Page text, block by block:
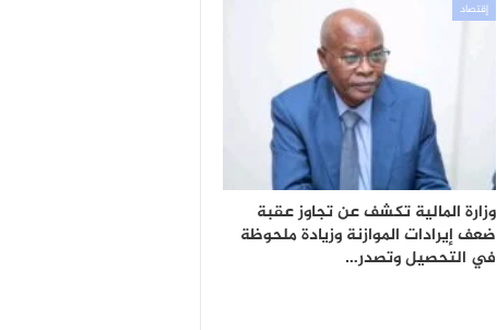
إقتصاد
وزارة المالية تكشف عن تجاوز عقبة
ضعف إيرادات الموازنة وزيادة ملحوظة
في التحصيل وتصدر…